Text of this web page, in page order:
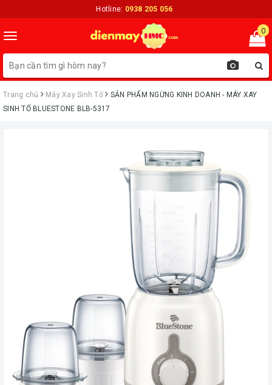
Hotline: 0938 205 056
Toggle
navigation
0
Trang chủ Máy Xay Sinh Tố
ㅤSẢN PHẨM NGỪNG KINH DOANH - MÁY XAY
SINH TỐ BLUESTONE BLB-5317